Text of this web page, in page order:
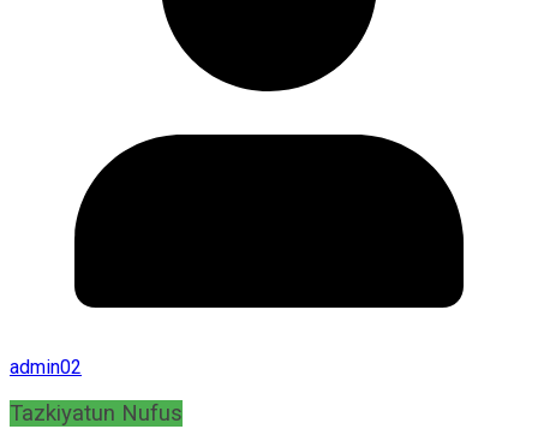
admin02
Tazkiyatun Nufus